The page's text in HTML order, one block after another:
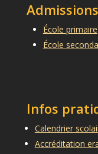
Admissions
École primaire
École
Infos
Calendrier
Accréditation